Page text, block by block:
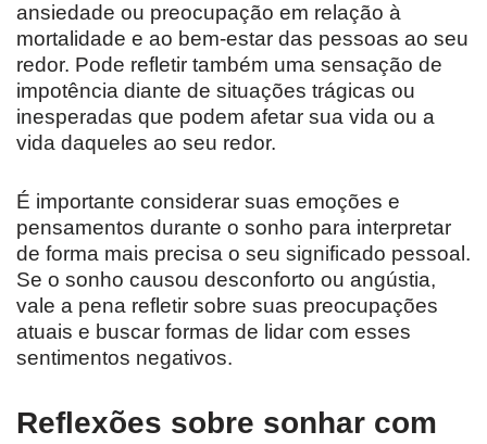
ansiedade ou preocupação em relação à
mortalidade e ao bem-estar das pessoas ao seu
redor. Pode refletir também uma sensação de
impotência diante de situações trágicas ou
inesperadas que podem afetar sua vida ou a
vida daqueles ao seu redor.
É importante considerar suas emoções e
pensamentos durante o sonho para interpretar
de forma mais precisa o seu significado pessoal.
Se o sonho causou desconforto ou angústia,
vale a pena refletir sobre suas preocupações
atuais e buscar formas de lidar com esses
sentimentos negativos.
Reflexões sobre sonhar com